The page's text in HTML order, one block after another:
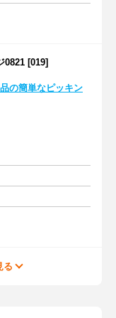
0821 [019]
の簡単なピッキン
る